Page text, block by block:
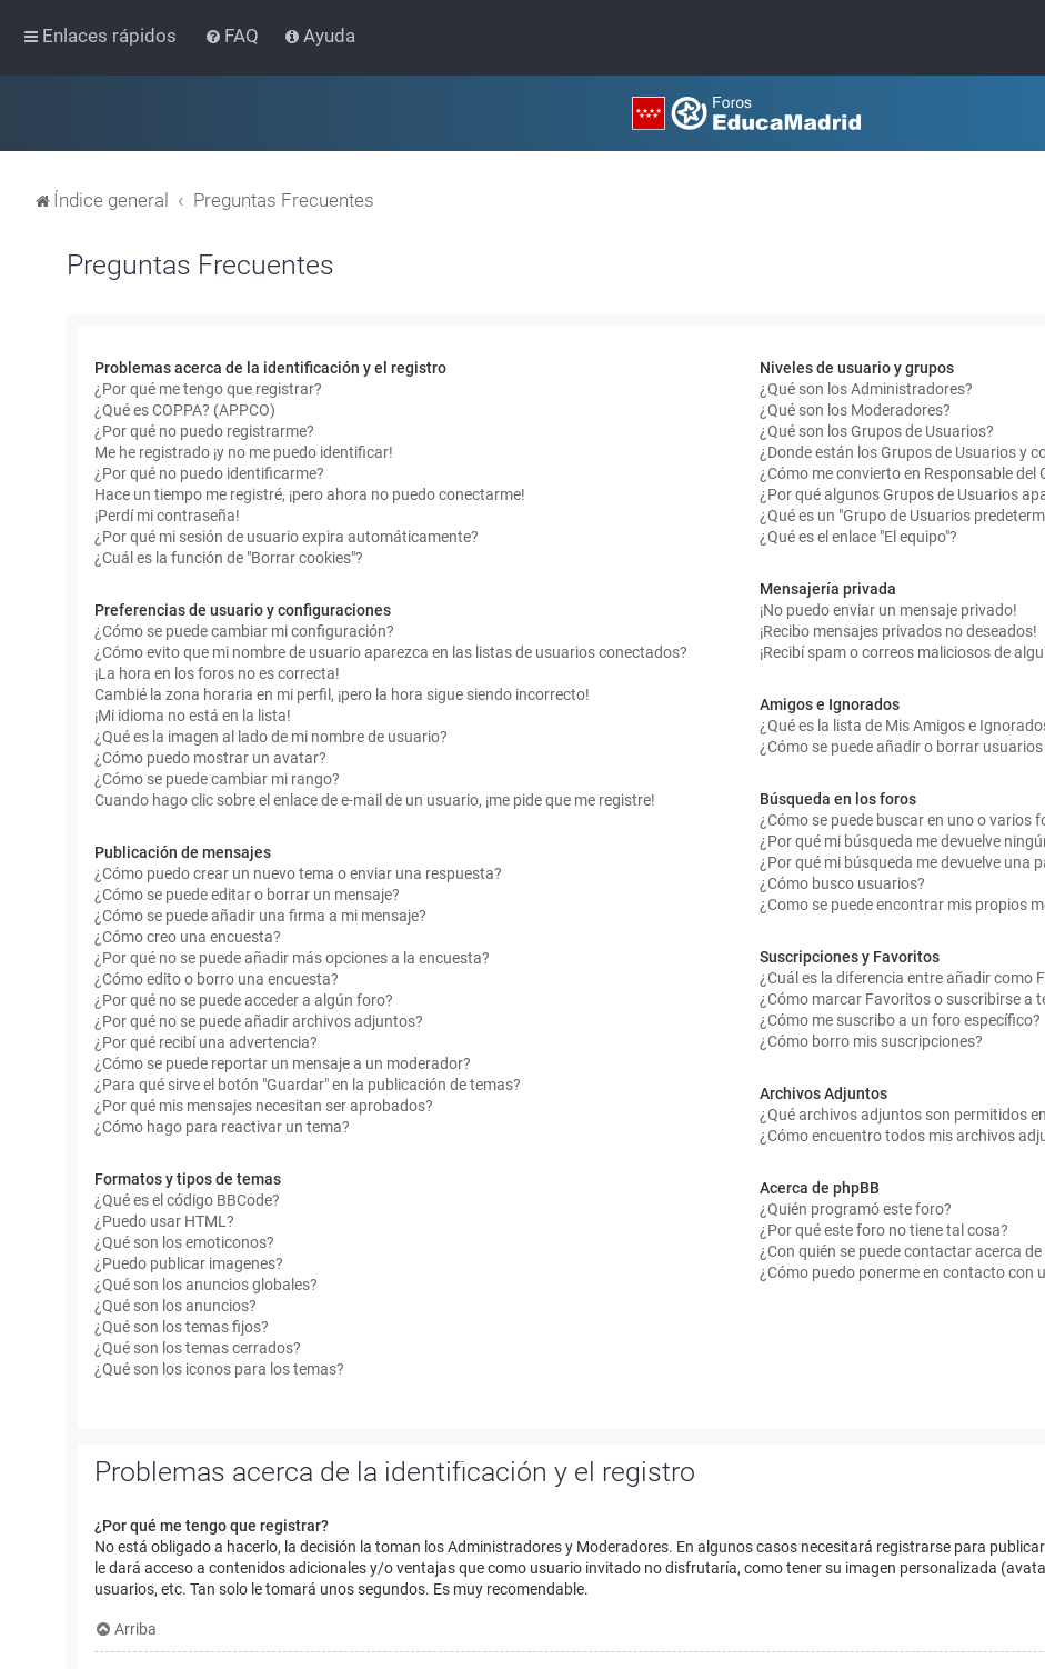
Enlaces rápidos FAQ Ayuda
Índice general Preguntas Frecuentes
Preguntas Frecuentes
Problemas acerca de la identificación y el registro
¿Por qué me tengo que registrar?
¿Qué es COPPA? (APPCO)
¿Por qué no puedo registrarme?
Me he registrado ¡y no me puedo identificar!
¿Por qué no puedo identificarme?
Hace un tiempo me registré, ¡pero ahora no puedo conectarme!
¡Perdí mi contraseña!
¿Por qué mi sesión de usuario expira automáticamente?
¿Cuál es la función de "Borrar cookies"?
Preferencias de usuario y configuraciones
¿Cómo se puede cambiar mi configuración?
¿Cómo evito que mi nombre de usuario aparezca en las listas de usuarios conectados?
¡La hora en los foros no es correcta!
Cambié la zona horaria en mi perfil, ¡pero la hora sigue siendo incorrecto!
¡Mi idioma no está en la lista!
¿Qué es la imagen al lado de mi nombre de usuario?
¿Cómo puedo mostrar un avatar?
¿Cómo se puede cambiar mi rango?
Cuando hago clic sobre el enlace de e-mail de un usuario, ¡me pide que me registre!
Publicación de mensajes
¿Cómo puedo crear un nuevo tema o enviar una respuesta?
¿Cómo se puede editar o borrar un mensaje?
¿Cómo se puede añadir una firma a mi mensaje?
¿Cómo creo una encuesta?
¿Por qué no se puede añadir más opciones a la encuesta?
¿Cómo edito o borro una encuesta?
¿Por qué no se puede acceder a algún foro?
¿Por qué no se puede añadir archivos adjuntos?
¿Por qué recibí una advertencia?
¿Cómo se puede reportar un mensaje a un moderador?
¿Para qué sirve el botón "Guardar" en la publicación de temas?
¿Por qué mis mensajes necesitan ser aprobados?
¿Cómo hago para reactivar un tema?
Formatos y tipos de temas
¿Qué es el código BBCode?
¿Puedo usar HTML?
¿Qué son los emoticonos?
¿Puedo publicar imagenes?
¿Qué son los anuncios globales?
¿Qué son los anuncios?
¿Qué son los temas fijos?
¿Qué son los temas cerrados?
¿Qué son los iconos para los temas?
Niveles de usuario y grupos
¿Qué son los Administradores?
¿Qué son los Moderadores?
¿Qué son los Grupos de Usuarios?
¿Donde están los Grupos de Usuarios y
¿Cómo me convierto en Responsable del
¿Por qué algunos Grupos de Usuarios
¿Qué es un "Grupo de Usuarios
¿Qué es el enlace "El equipo"?
Mensajería privada
¡No puedo enviar un mensaje privado!
¡Recibo mensajes privados no deseados!
¡Recibí spam o correos maliciosos de
Amigos e Ignorados
¿Qué es la lista de Mis Amigos e
¿Cómo se puede añadir o borrar
Búsqueda en los foros
¿Cómo se puede buscar en uno o varios
¿Por qué mi búsqueda me devuelve
¿Por qué mi búsqueda me devuelve una
¿Cómo busco usuarios?
¿Como se puede encontrar mis propios
Suscripciones y Favoritos
¿Cuál es la diferencia entre añadir como
¿Cómo marcar Favoritos o suscribirse a
¿Cómo me suscribo a un foro específico?
¿Cómo borro mis suscripciones?
Archivos Adjuntos
¿Qué archivos adjuntos son permitidos
¿Cómo encuentro todos mis archivos
Acerca de phpBB
¿Quién programó este foro?
¿Por qué este foro no tiene tal cosa?
¿Con quién se puede contactar acerca
¿Cómo puedo ponerme en contacto con
Problemas acerca de la identificación y el registro
¿Por qué me tengo que registrar?
No está obligado a hacerlo, la decisión la toman los Administradores y Moderadores. En algunos casos necesitará registrarse para
le dará acceso a contenidos adicionales y/o ventajas que como usuario invitado no disfrutaría, como tener su imagen personalizada
usuarios, etc. Tan solo le tomará unos segundos. Es muy recomendable.
Arriba